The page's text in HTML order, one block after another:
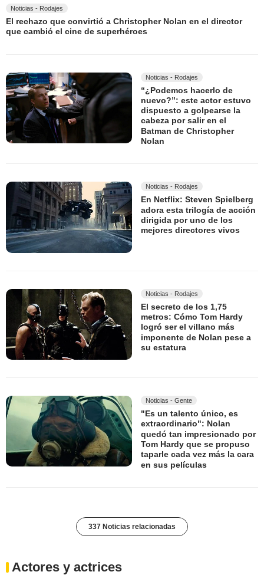
Noticias - Rodajes
El rechazo que convirtió a Christopher Nolan en el director
que cambió el cine de superhéroes
Noticias - Rodajes
“¿Podemos hacerlo de
nuevo?”: este actor estuvo
dispuesto a golpearse la
cabeza por salir en el
Batman de Christopher
Nolan
Noticias - Rodajes
En Netflix: Steven Spielberg
adora esta trilogía de acción
dirigida por uno de los
mejores directores vivos
Noticias - Rodajes
El secreto de los 1,75
metros: Cómo Tom Hardy
logró ser el villano más
imponente de Nolan pese a
su estatura
Noticias - Gente
"Es un talento único, es
extraordinario": Nolan
quedó tan impresionado por
Tom Hardy que se propuso
taparle cada vez más la cara
en sus películas
337 Noticias relacionadas
Actores y actrices